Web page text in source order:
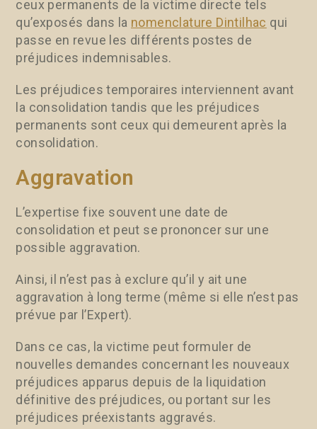
ceux permanents de la victime directe tels
qu’exposés dans la nomenclature Dintilhac qui
passe en revue les différents postes de
préjudices indemnisables.
Les préjudices temporaires interviennent avant
la consolidation tandis que les préjudices
permanents sont ceux qui demeurent après la
consolidation.
Aggravation
L’expertise fixe souvent une date de
consolidation et peut se prononcer sur une
possible aggravation.
Ainsi, il n’est pas à exclure qu’il y ait une
aggravation à long terme (même si elle n’est pas
prévue par l’Expert).
Dans ce cas, la victime peut formuler de
nouvelles demandes concernant les nouveaux
préjudices apparus depuis de la liquidation
définitive des préjudices, ou portant sur les
préjudices préexistants aggravés.